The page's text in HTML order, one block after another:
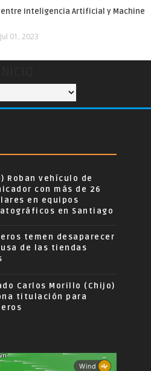
Inteligencia Artificial y Machine
Jul 01, 2023
Roban vehículo de
con más de 26
en equipos
en Santiago
temen desaparecer
de las tiendas
Carlos Morillo (Chijo)
titulación para